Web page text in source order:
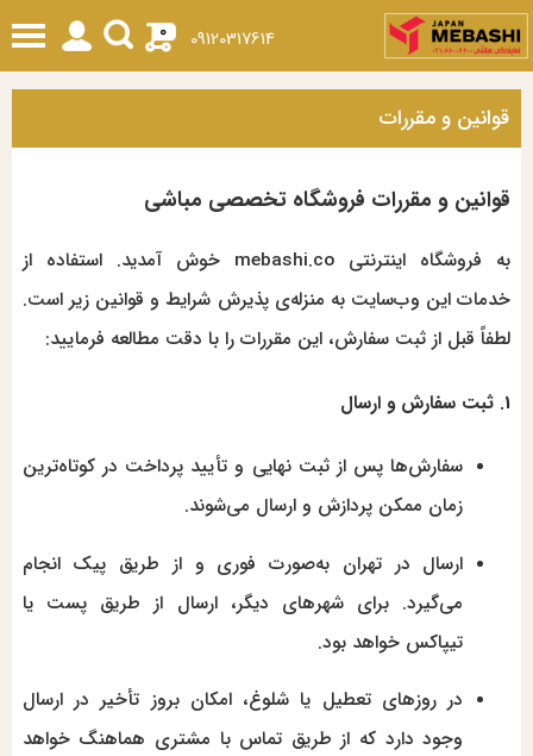
09120317614
0
قوانین و مقررات
قوانین و مقررات فروشگاه تخصصی مباشی
به فروشگاه اینترنتی mebashi.co خوش آمدید. استفاده از
خدمات این وب‌سایت به منزله‌ی پذیرش شرایط و قوانین زیر است.
لطفاً قبل از ثبت سفارش، این مقررات را با دقت مطالعه فرمایید:
1. ثبت سفارش و ارسال
سفارش‌ها پس از ثبت نهایی و تأیید پرداخت در کوتاه‌ترین
زمان ممکن پردازش و ارسال می‌شوند.
ارسال در تهران به‌صورت فوری و از طریق پیک انجام
می‌گیرد. برای شهرهای دیگر، ارسال از طریق پست یا
تیپاکس خواهد بود.
در روزهای تعطیل یا شلوغ، امکان بروز تأخیر در ارسال
وجود دارد که از طریق تماس با مشتری هماهنگ خواهد